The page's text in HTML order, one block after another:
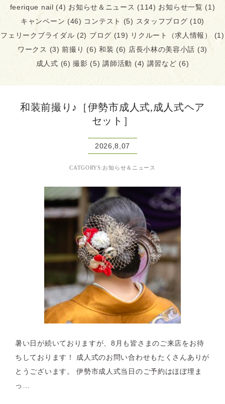
feerique nail (4) お知らせ＆ニュース (114) お知らせ一覧 (1)
キャンペーン (46) コンテスト (5) スタッフブログ (10)
フェリークブライダル (2) ブログ (19) リクルート（求人情報）
(1)
ワークス (3) 前撮り (6) 和装 (6) 店長小林の美容小話 (3)
成人式 (6) 撮影 (5) 講師活動 (4) 講習など (6)
和装前撮り♪［伊勢市成人式,成人式ヘア
セット］
2026,8,07
CATGORYS:お知らせ＆ニュース
暑い日が続いておりますが、8月も皆さまのご来店をお待
ちしております！ 成人式のお問い合わせもたくさんありが
とうございます。 伊勢市成人式当日のご予約はほぼ埋ま
っ…